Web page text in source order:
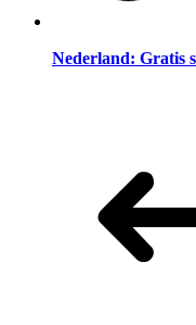
Nederland: Gratis